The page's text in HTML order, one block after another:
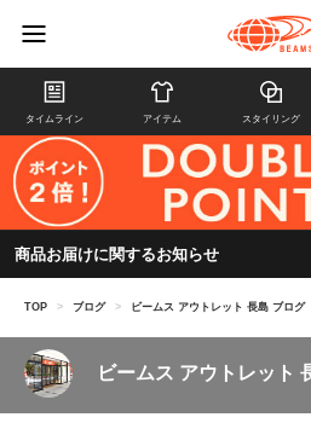
タイムライン アイテム スタイリング
商品お届けに関するお知らせ
TOP > ブログ > ビームス アウトレット 長島 ブログ
ビームス アウトレット